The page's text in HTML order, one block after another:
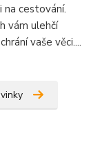
na cestování.
vám ulehčí
vaše věci....